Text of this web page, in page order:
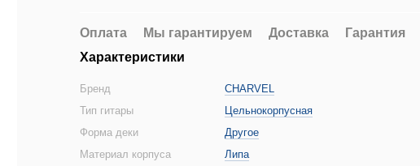
Оплата Мы гарантируем Доставка
Гарантия
Характеристики
Бренд
CHARVEL
Тип гитары
Цельнокорпусная
Форма деки
Другое
Материал корпуса
Липа